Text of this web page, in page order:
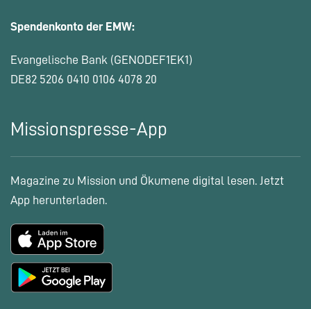
Spendenkonto der EMW:
Evangelische Bank (GENODEF1EK1)
DE82 5206 0410 0106 4078 20
Missionspresse-App
Magazine zu Mission und Ökumene digital lesen. Jetzt
App herunterladen.